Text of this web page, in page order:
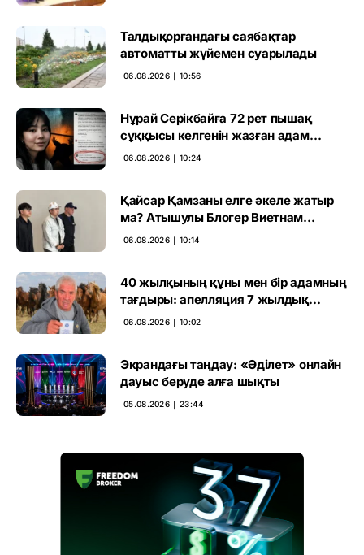
Талдықорғандағы саябақтар
автоматты жүйемен суарылады
06.08.2026 ∣ 10:56
Нұрай Серікбайға 72 рет пышақ
сұққысы келгенін жазған адам
ұсталды
06.08.2026 ∣ 10:24
Қайсар Қамзаны елге әкеле жатыр
ма? Атышулы Блогер Виетнам
әуежайында көзге түсті
06.08.2026 ∣ 10:14
40 жылқының құны мен бір адамның
тағдыры: апелляция 7 жылдық
үкімді бұзды
06.08.2026 ∣ 10:02
Экрандағы таңдау: «Әділет» онлайн
дауыс беруде алға шықты
05.08.2026 ∣ 23:44